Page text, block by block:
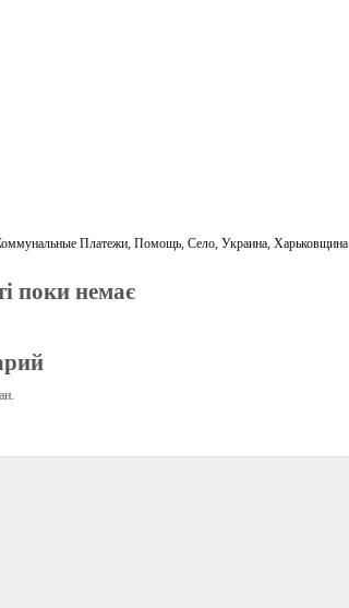
Платежи,Помощь,Село,Украина,Харьковщина
поки немає